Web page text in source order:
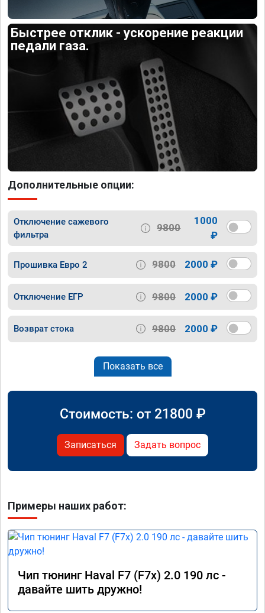
Быстрее отклик - ускорение реакции
педали газа.
Дополнительные опции:
Отключение сажевого
фильтра
9800
1000
₽
Прошивка Евро 2 9800 2000 ₽
Отключение ЕГР 9800 2000 ₽
Возврат стока 9800 2000 ₽
Показать все
Стоимость: от 21800 ₽
Записаться Задать вопрос
Примеры наших работ:
Чип тюнинг Haval F7 (F7x) 2.0 190 лс -
давайте шить дружно!